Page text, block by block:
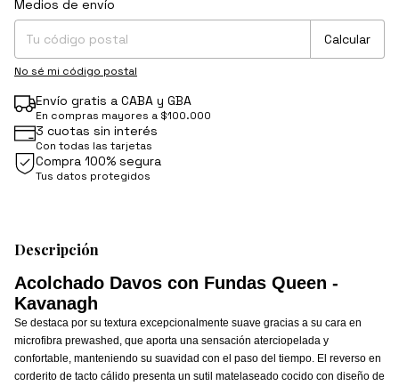
Entregas para el CP:
Medios de envío
Calcular
No sé mi código postal
Envío gratis a CABA y GBA
En compras mayores a $100.000
3 cuotas sin interés
Con todas las tarjetas
Compra 100% segura
Tus datos protegidos
Descripción
Acolchado Davos con Fundas Queen -
Kavanagh
Se destaca por su textura excepcionalmente suave gracias a su cara en
microfibra prewashed, que aporta una sensación aterciopelada y
confortable, manteniendo su suavidad con el paso del tiempo. El reverso en
corderito de tacto cálido presenta un sutil matelaseado cocido con diseño de